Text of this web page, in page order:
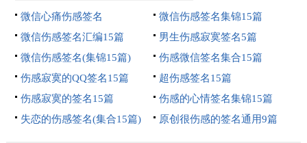
微信心痛伤感签名
微信伤感签名集锦15篇
微信伤感签名汇编15篇
男生伤感寂寞签名5篇
微信伤感签名(集锦15篇)
伤感微信签名集合15篇
伤感寂寞的QQ签名15篇
超伤感签名15篇
伤感寂寞的签名15篇
伤感的心情签名集锦15篇
失恋的伤感签名(集合15篇)
原创很伤感的签名通用9篇